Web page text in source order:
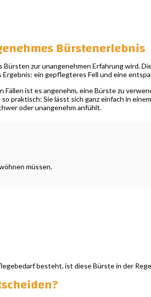
Bürstenerlebnis
zur unangenehmen Erfahrung wird.
ein gepflegteres Fell und eine
ist es angenehm, eine Bürste zu
praktisch: Sie lässt sich ganz einfach in
oder unangenehm anfühlt.
müssen.
besteht, ist diese Bürste in der